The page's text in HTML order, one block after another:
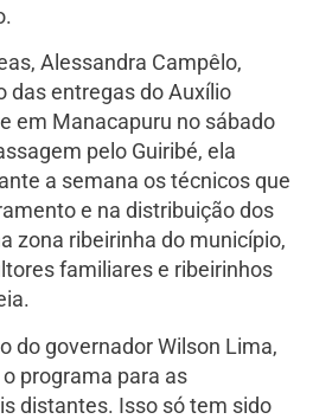
Alessandra Campêlo,
das entregas do Auxílio
em Manacapuru no sábado
pelo Guiribé, ela
a semana os técnicos que
e na distribuição dos
zona ribeirinha do município,
familiares e ribeirinhos
do governador Wilson Lima,
programa para as
distantes. Isso só tem sido